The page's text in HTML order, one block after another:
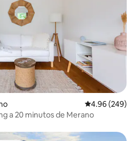
Calificación
4.96 (249)
a 20 minutos de Merano